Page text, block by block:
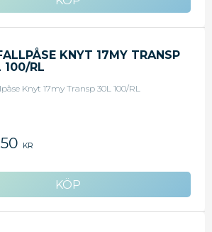
KNYT 17MY TRANSP
100/RL
Knyt 17my Transp 30L 100/RL
KR